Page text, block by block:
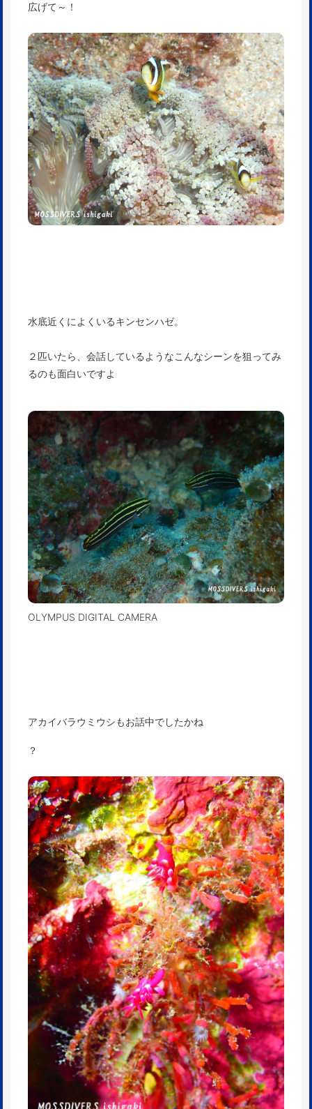
広げて～！
水底近くによくいるキンセンハゼ。
２匹いたら、会話しているようなこんなシーンを狙ってみ
るのも面白いですよ
OLYMPUS DIGITAL CAMERA
アカイバラウミウシもお話中でしたかね
？